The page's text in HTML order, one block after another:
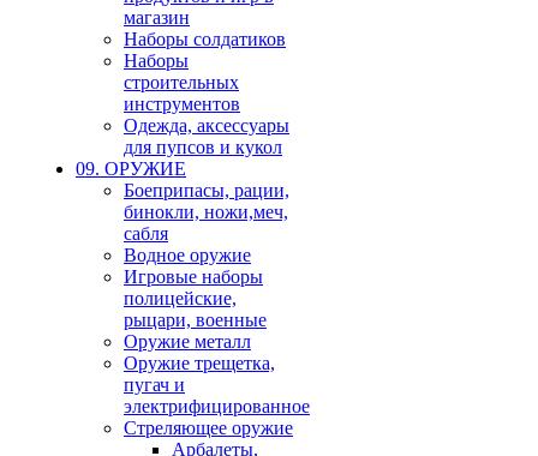
магазин
Наборы солдатиков
Наборы
строительных
инструментов
Одежда, аксессуары
для пупсов и кукол
09. ОРУЖИЕ
Боеприпасы, рации,
бинокли, ножи,меч,
сабля
Водное оружие
Игровые наборы
полицейские,
рыцари, военные
Оружие металл
Оружие трещетка,
пугач и
электрифицированное
Стреляющее оружие
Арбалеты,